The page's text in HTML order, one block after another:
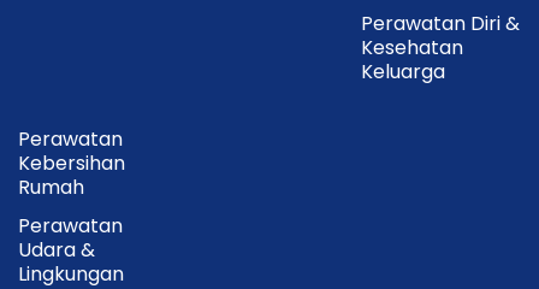
Perawatan Diri &
Kesehatan
Keluarga
Perawatan
Kebersihan
Rumah
Perawatan
Udara &
Lingkungan